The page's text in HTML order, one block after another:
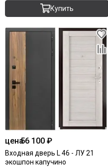
Купить
цена56 100 ₽
Входная дверь L 46 - ЛУ 21
экошпон капучино